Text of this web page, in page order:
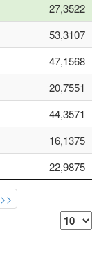
27,3522
53,3107
47,1568
20,7551
44,3571
16,1375
22,9875
>>